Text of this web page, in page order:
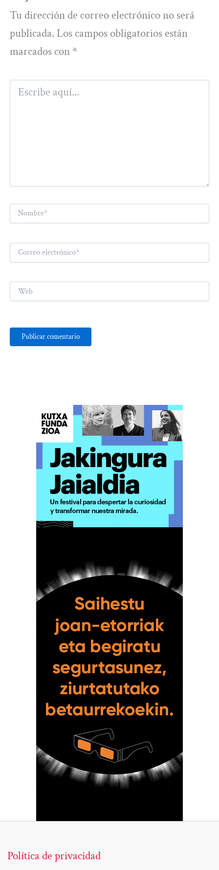
Tu dirección de correo electrónico no será
publicada. Los campos obligatorios están
marcados con *
aquí...
Nombre*
Correo
electrónico*
Política de privacidad